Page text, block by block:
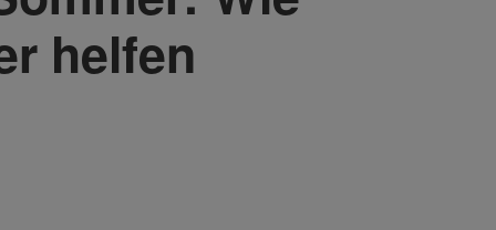
helfen